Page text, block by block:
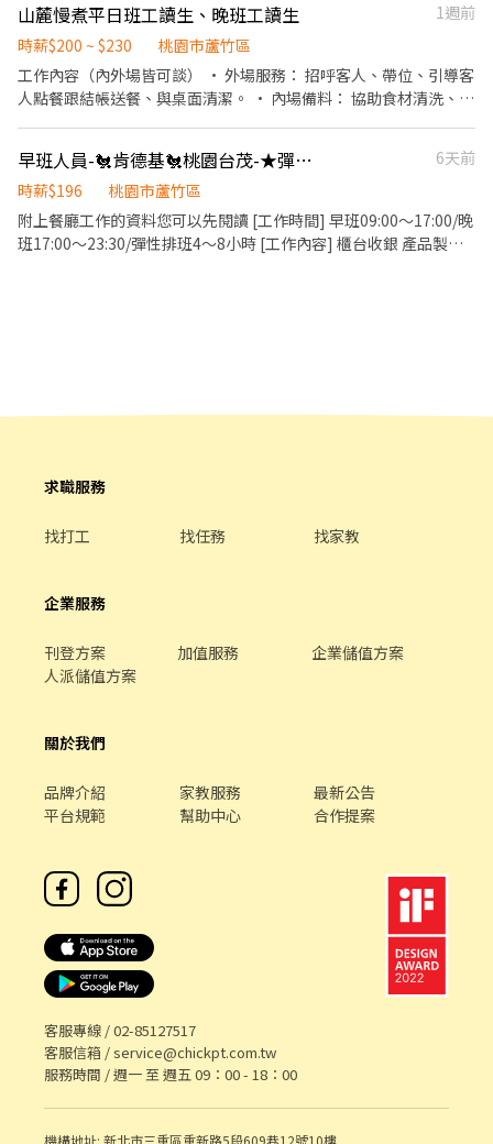
樓（和發 F1） 💰 薪資｜依照法規（時薪 196 元起）另有達標獎金
🍽️ 供餐｜滿 4 小時提供餐點（餐標 90） 🎁 福利｜三節禮盒、生日
禮金、不定期點心（可麗露） ✨ 另有員購優惠 🔸【工作內容】 ・餐
點製作（吐司、蛋餅、漢堡等） ・飲料調製（紅茶、鮮奶茶、咖
不排斥快節奏的工作環境 ✔ 能早起、不怕忙 早餐店餐期節奏快、也
山麓慢煮平日班工讀生、晚班工讀生
1週前
時薪$200 ~ $230
桃園市蘆竹區
工作內容（內外場皆可談） • 外場服務： 招呼客人、帶位、引導客
人點餐跟結帳送餐、與桌面清潔。 • 內場備料： 協助食材清洗、簡
早班人員-🐔肯德基🐔桃園台茂-★彈性周排班★
6天前
時薪$196
桃園市蘆竹區
附上餐廳工作的資料您可以先閱讀 [工作時間] 早班09:00～17:00/晚
班17:00～23:30/彈性排班4～8小時 [工作內容] 櫃台收銀 產品製作
求職服務
找打工 找任務 找家教
企業服務
刊登方案 加值服務
企業儲值方案
人派儲值方案
關於我們
品牌介紹 家教服務
最新公告
平台規範
幫助中心 合作提案
客服專線 /02-85127517
客服信箱 /service@chickpt.com.tw
服務時間 / 週一 至 週五 09：00 - 18：00
機構地址: 新北市三重區重新路5段609巷12號10樓